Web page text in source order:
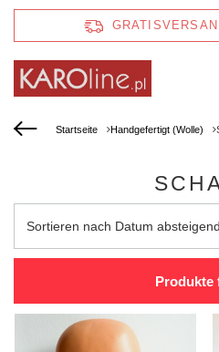
Startseite Handgefertigt (Wolle)
Sortierung ändern
Sortieren nach Datum absteigend
Produkte